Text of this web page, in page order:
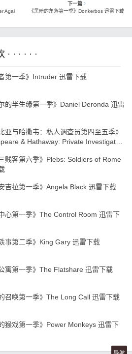
Agai
下一篇
《黑暗的角落第一季》Donkerbos 迅雷下载
· · · · ·
第一季》Intruder 迅雷下载
的半生缘第一季》Daniel Deronda 迅雷
亚与哈撒韦：私人调查员第四至五季》
& Hathaway: Private Investigat…
贱客第六季》Plebs: Soldiers of Rome
吉拉第一季》Angela Black 迅雷下载
心第一季》The Control Room 迅雷下
事第二季》King Gary 迅雷下载
寓第一季》The Flatshare 迅雷下载
召唤第一季》The Long Call 迅雷下载
猴戏第一季》Power Monkeys 迅雷下